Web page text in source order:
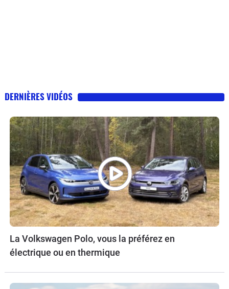
DERNIÈRES VIDÉOS
La Volkswagen Polo, vous la préférez en
électrique ou en thermique